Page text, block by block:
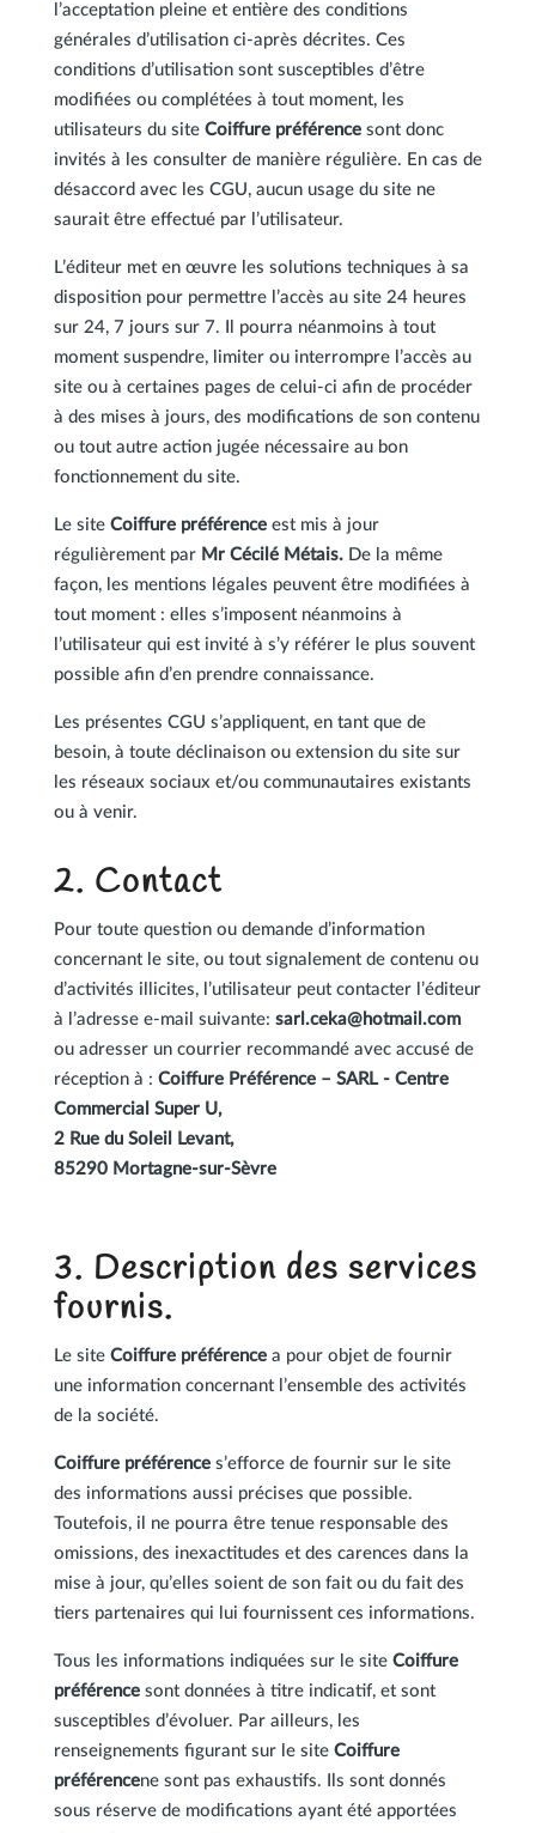
l’acceptation pleine et entière des conditions
générales d’utilisation ci-après décrites. Ces
conditions d’utilisation sont susceptibles d’être
modifiées ou complétées à tout moment, les
utilisateurs du site Coiffure préférencesont donc
invités à les consulter de manière régulière. En cas de
désaccord avec les CGU, aucun usage du site ne
saurait être effectué par l’utilisateur.
L’éditeur met en œuvre les solutions techniques à sa
disposition pour permettre l’accès au site 24 heures
sur 24, 7 jours sur 7. Il pourra néanmoins à tout
moment suspendre, limiter ou interrompre l’accès au
site ou à certaines pages de celui-ci afin de procéder
à des mises à jours, des modifications de son contenu
ou tout autre action jugée nécessaire au bon
fonctionnement du site.
Le site Coiffure préférence est mis à jour
régulièrement par Mr Cécilé Métais.De la même
façon, les mentions légales peuvent être modifiées à
tout moment : elles s’imposent néanmoins à
l’utilisateur qui est invité à s’y référer le plus souvent
possible afin d’en prendre connaissance.
Les présentes CGU s’appliquent, en tant que de
besoin, à toute déclinaison ou extension du site sur
les réseaux sociaux et/ou communautaires existants
ou à venir.
2. Contact
Pour toute question ou demande d’information
concernant le site, ou tout signalement de contenu ou
d’activités illicites, l’utilisateur peut contacter l’éditeur
à l’adresse e-mail suivante: sarl.ceka@hotmail.com
ou adresser un courrier recommandé avec accusé de
réception à : Coiffure Préférence – SARL - Centre
Commercial Super U,
2 Rue du Soleil Levant,
85290 Mortagne-sur-Sèvre
3. Description des services
fournis.
Le site Coiffure préférence a pour objet de fournir
une information concernant l’ensemble des activités
de la société.
Coiffure préférence s’efforce de fournir sur le site
des informations aussi précises que possible.
Toutefois, il ne pourra être tenue responsable des
omissions, des inexactitudes et des carences dans la
mise à jour, qu’elles soient de son fait ou du fait des
tiers partenaires qui lui fournissent ces informations.
Tous les informations indiquées sur le site Coiffure
préférencesont données à titre indicatif, et sont
susceptibles d’évoluer. Par ailleurs, les
renseignements figurant sur le site Coiffure
préférencene sont pas exhaustifs. Ils sont donnés
sous réserve de modifications ayant été apportées